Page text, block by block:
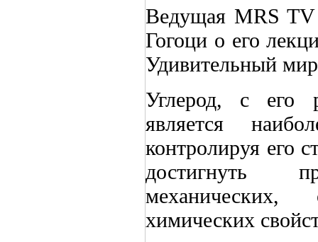
Ведущая MRS
Гогоци о его
Удивительный
Углерод, с его
является
контролируя его
достигнуть
механических,
химических